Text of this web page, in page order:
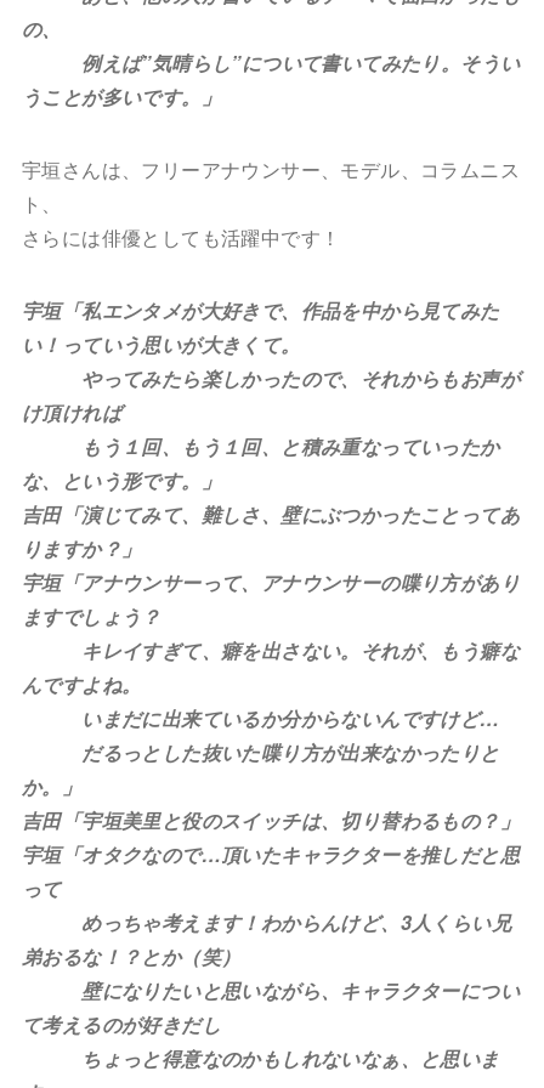
の、
例えば”気晴らし”について書いてみたり。そうい
うことが多いです。」
宇垣さんは、フリーアナウンサー、モデル、コラムニス
ト、
さらには俳優としても活躍中です！
宇垣「私エンタメが大好きで、作品を中から見てみた
い！っていう思いが大きくて。
やってみたら楽しかったので、それからもお声が
け頂ければ
もう１回、もう１回、と積み重なっていったか
な、という形です。」
吉田「演じてみて、難しさ、壁にぶつかったことってあ
りますか？」
宇垣「アナウンサーって、アナウンサーの喋り方があり
ますでしょう？
キレイすぎて、癖を出さない。それが、もう癖な
んですよね。
いまだに出来ているか分からないんですけど…
だるっとした抜いた喋り方が出来なかったりと
か。」
吉田「宇垣美里と役のスイッチは、切り替わるもの？」
宇垣「オタクなので…頂いたキャラクターを推しだと思
って
めっちゃ考えます！わからんけど、3人くらい兄
弟おるな！？とか（笑）
壁になりたいと思いながら、キャラクターについ
て考えるのが好きだし
ちょっと得意なのかもしれないなぁ、と思いま